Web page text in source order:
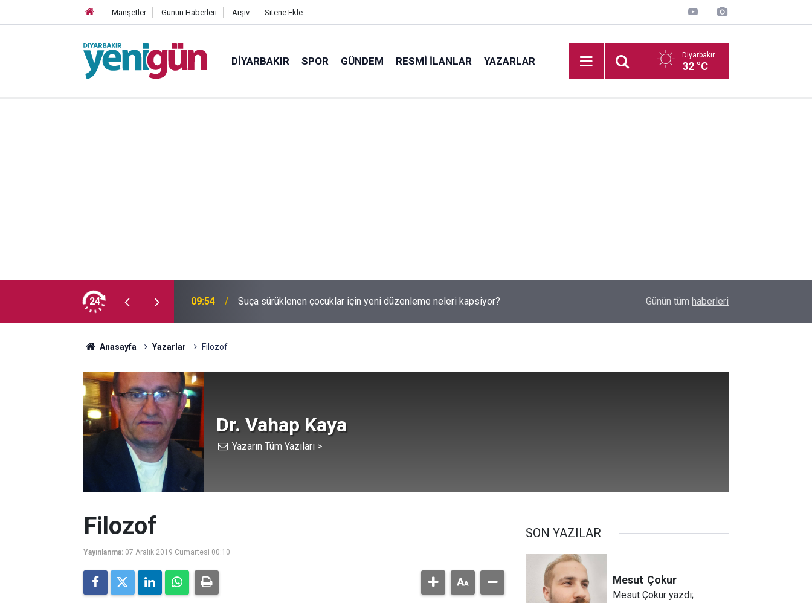
Manşetler Günün Haberleri Arşiv Sitene Ekle
DIYARBAKIR SPOR GÜNDEM RESMI İLANLAR YAZARLAR Diyarbakır
32 °C
24
milyon Kürt var? 09:54 Suça sürüklenen çocuklar için yeni düzenleme neleri kapsiyor? Amedspor’dan süper lig öncesi önemli hamle:
Günün tüm haberleri
Anasayfa Yazarlar Filozof
Dr. Vahap Kaya
Yazarın Tüm Yazıları >
Filozof
Yayınlanma: 07 Aralık 2019 Cumartesi 00:10
SON YAZILAR
Mesut Çokur
Mesut Çokur yazdı;